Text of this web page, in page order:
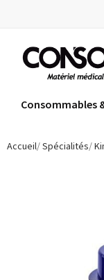
Consommables
Accueil Spécialités